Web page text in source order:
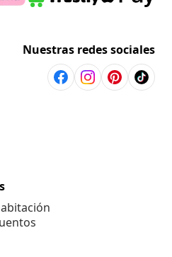
Nuestras redes sociales